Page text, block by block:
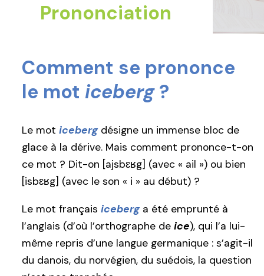
Prononciation
Comment se prononce
le mot iceberg?
Le mot icebergdésigne un immense bloc de
glace à la dérive. Mais comment prononce-t-on
ce mot ? Dit-on [ajsbɛʁg] (avec « ail ») ou bien
[isbɛʁg] (avec le son « i » au début) ?
Le mot français iceberga été emprunté à
l’anglais (d’où l’orthographe de ice), qui l’a lui-
même repris d’une langue germanique : s’agit-il
du danois, du norvégien, du suédois, la question